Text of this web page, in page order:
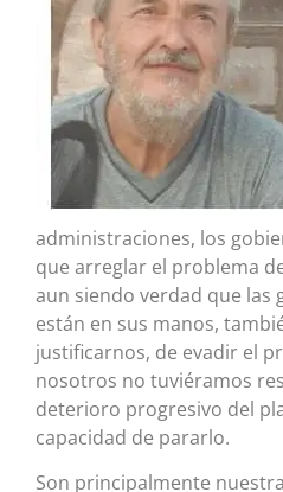
administraciones, los
que arreglar el problema
aun siendo verdad que las
están en sus manos,
justificarnos, de evadir el
nosotros no tuviéramos
deterioro progresivo del
capacidad de pararlo.
Son principalmente